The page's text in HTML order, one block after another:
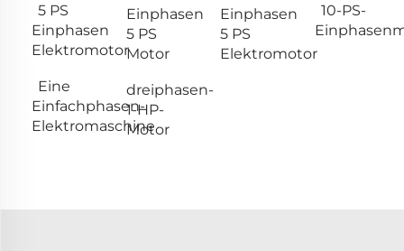
5 PS
Einphasen
Elektromotor
Einphasen
5 PS
Motor
Einphasen
5 PS
Elektromotor
10-PS-
Eine
Einfachphasen-
Elektromaschine
dreiphasen-
1-HP-
Motor